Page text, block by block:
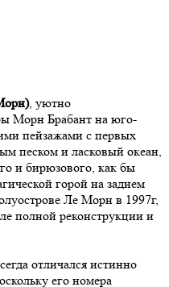
, уютно
Морн Брабант на юго-
пейзажами с первых
песком и ласковый океан,
и бирюзового, как бы
горой на заднем
Ле Морн в 1997г,
полной реконструкции и
отличался истинно
его номера